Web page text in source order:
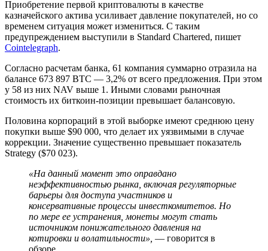
Приобретение первой криптовалюты в качестве
казначейского актива усиливает давление покупателей, но со
временем ситуация может измениться. С таким
предупреждением выступили в Standard Chartered, пишет
Cointelegraph.
Согласно расчетам банка, 61 компания суммарно отразила на
балансе 673 897 BTC — 3,2% от всего предложения. При этом
у 58 из них NAV выше 1. Иными словами рыночная
стоимость их биткоин-позиции превышает балансовую.
Половина корпораций в этой выборке имеют среднюю цену
покупки выше $90 000, что делает их уязвимыми в случае
коррекции. Значение существенно превышает показатель
Strategy ($70 023).
«На данный момент это оправдано
неэффективностью рынка, включая регуляторные
барьеры для доступа участников и
консервативные процессы инвесткомитетов. Но
по мере ее устранения, монеты могут стать
источником понижательного давления на
котировки и волатильности», — говорится в
обзоре.